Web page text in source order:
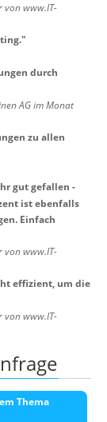
von www.IT-
"
durch
AG im Monat
zu allen
gut gefallen -
ist ebenfalls
Einfach
von www.IT-
effizient, um die
von www.IT-
Thema